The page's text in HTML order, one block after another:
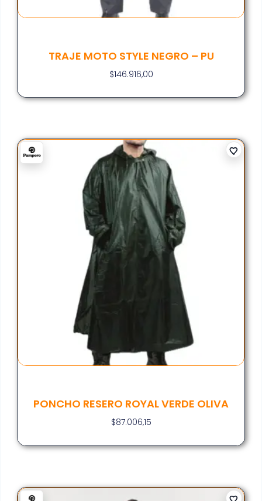
TRAJE MOTO STYLE NEGRO – PU
$146.916,00
PONCHO RESERO ROYAL VERDE OLIVA
$87.006,15